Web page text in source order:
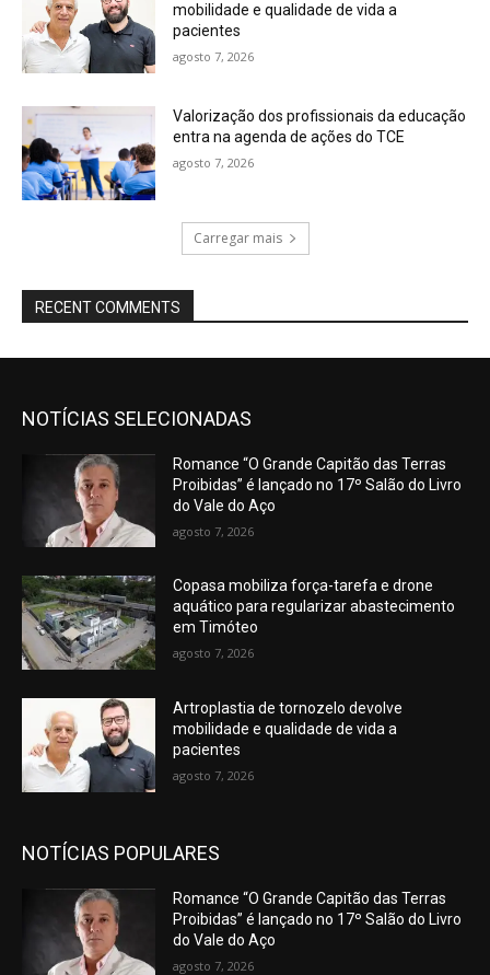
mobilidade e qualidade de vida a
pacientes
agosto 7, 2026
Valorização dos profissionais da educação
entra na agenda de ações do TCE
agosto 7, 2026
Carregar mais
RECENT COMMENTS
NOTÍCIAS SELECIONADAS
Romance “O Grande Capitão das Terras
Proibidas” é lançado no 17º Salão do Livro
do Vale do Aço
agosto 7, 2026
Copasa mobiliza força-tarefa e drone
aquático para regularizar abastecimento
em Timóteo
agosto 7, 2026
Artroplastia de tornozelo devolve
mobilidade e qualidade de vida a
pacientes
agosto 7, 2026
NOTÍCIAS POPULARES
Romance “O Grande Capitão das Terras
Proibidas” é lançado no 17º Salão do Livro
do Vale do Aço
agosto 7, 2026